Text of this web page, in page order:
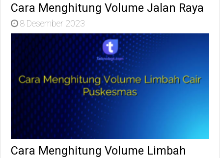
Cara Menghitung Volume Jalan Raya
8 Desember 2023
Cara Menghitung Volume Limbah